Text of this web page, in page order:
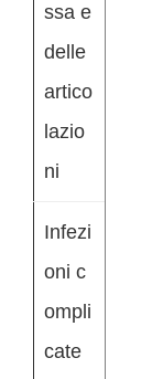
ssa e
delle
artico
lazio
ni
Infezi
oni c
ompli
cate